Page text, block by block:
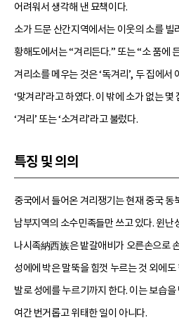
어려워서 생각해 낸 묘책이다.
소가 드문 산간지역에서는 이웃의 소를 빌
황해도에서는 “겨리든다.” 또는 “소 품에
겨리소를 메우는 것은 ‘독겨리’, 두 집에서
‘맞겨리’라고 하였다. 이 밖에 소가 없는
‘겨리’ 또는 ‘소겨리’라고 불렀다.
특징 및 의의
중국에서 들어온 겨리쟁기는 현재 중국 동
남부지역의 소수민족들만 쓰고 있다. 윈
나시족納西族은 밭갈애비가 오른손으로
성에에 박은 말뚝을 힘껏 누르는 것 외에
발로 성에를 누르기까지 한다. 이는 보습
여간 번거롭고 위태한 일이 아니다.